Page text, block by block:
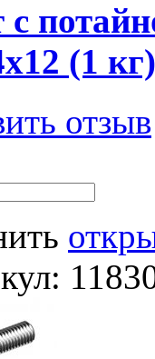
(1 кг)
отзыв